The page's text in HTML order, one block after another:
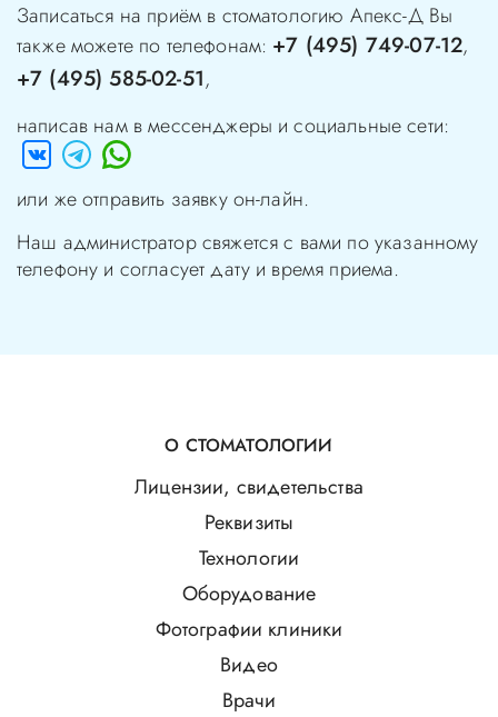
Записаться на приём в стоматологию Апекс-ДВы
также можете по телефонам: +7 (495) 749-07-12,
+7 (495) 585-02-51,
написав нам в мессенджеры и социальные сети:
или же отправить заявку он-лайн.
Наш администратор свяжется с вами по указанному
телефону и согласует дату и время приема.
О СТОМАТОЛОГИИ
Лицензии, свидетельства
Реквизиты
Технологии
Оборудование
Фотографии клиники
Видео
Врачи